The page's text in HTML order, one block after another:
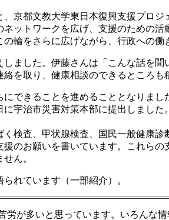
京都文教大学東日本復興支援プロ
ットワークを広げ、支援のための
輪をさらに広げながら、行政への働
ました。伊藤さんは「こんな話を
を取り、健康相談のできるところ
できることを進めることとなりまし
宇治市災害対策本部に提出しまし
検査、甲状腺検査、国民一般健康
のお願いを書いています。これら
ん。
れています（一部紹介）。
労が多いと思っています。いろんな